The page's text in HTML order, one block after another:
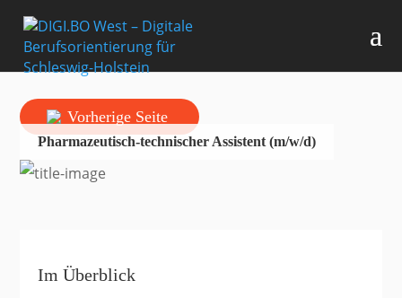
Vorherige Seite
Pharmazeutisch-technischer Assistent (m/w/d)
Im Überblick